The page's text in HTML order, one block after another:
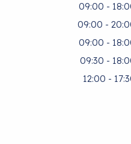
09:00 -
09:00 -
09:00 -
09:30 -
12:00 -